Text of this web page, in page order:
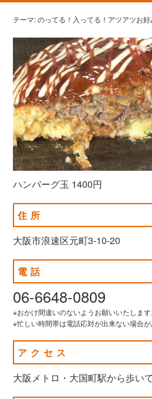
テーマ: のってる！入ってる！アツアツお好
ハンバーグ玉 1400円
住所
大阪市浪速区元町3‐10-20
電話
06-6648-0809
※おかけ間違いのないようお願いいたします
※忙しい時間帯は電話応対が出来ない場合が
アクセス
大阪メトロ・大国町駅から歩い